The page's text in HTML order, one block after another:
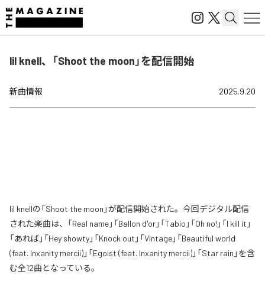
lil knell、「Shoot the moon」を配信開始
新曲情報 2025.9.20
lil knellの「Shoot the moon」が配信開始された。今回デジタル配信
された楽曲は、「Real name」「Ballon d'or」「Tabio」「Oh no!」「I kill it」
「あれば」「Hey showty」「Knock out」「Vintage」「Beautiful world
(feat. Inxanity mercii)」「Egoist (feat. Inxanity mercii)」「Star rain」を含
む全12曲となっている。